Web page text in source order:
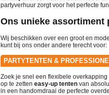
partyverhuur zorgt voor het perfecte
Ons unieke assortiment
Wij beschikken over een groot en
kunt bij ons onder andere terecht voor:
PARTYTENTEN &
Zoek je snel een flexibele
op te zetten easy-up tenten van
in een handomdraai de perfecte